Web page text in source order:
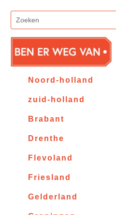
Noord-holland
zuid-holland
Brabant
Drenthe
Flevoland
Friesland
Gelderland